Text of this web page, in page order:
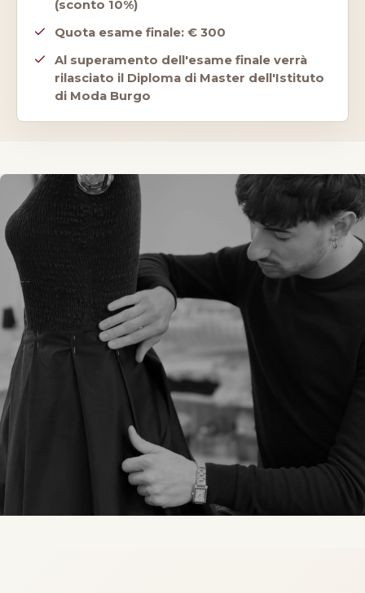
(sconto 10%)
Quota esame finale: € 300
Al superamento dell'esame finale verrà
rilasciato il Diploma di Master dell'Istituto
di Moda Burgo